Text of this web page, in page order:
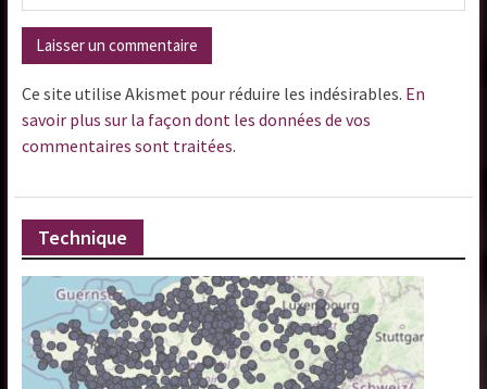
Ce site utilise Akismet pour réduire les indésirables. En
savoir plus sur la façon dont les données de vos
commentaires sont traitées.
Technique